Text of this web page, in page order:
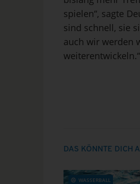
spielen“, sagte
sind schnell, sie
auch wir werden
weiterentwickeln.“
DAS KÖNNTE DICH
WASSERBALL